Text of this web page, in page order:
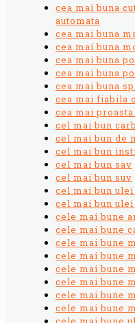
cea mai buna
automata
cea mai buna
cea mai buna
cea mai buna
cea mai buna
cea mai buna
cea mai fiabila
cea mai
cel mai bun
cel mai bun de
cel mai bun
cel mai bun sav
cel mai bun suv
cel mai bun
cel mai bun
cele mai bune
cele mai bune
cele mai bune
cele mai bune
cele mai bune
cele mai bune
cele mai bune
cele mai bune